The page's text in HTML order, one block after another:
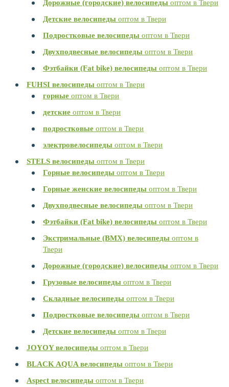
Дорожные (городские) велосипеды оптом в Твери
Детские велосипеды оптом в Твери
Подростковые велосипеды оптом в Твери
Двухподвесные велосипеды оптом в Твери
Фэтбайки (Fat bike) велосипеды оптом в Твери
FUHSI велосипеды оптом в Твери
горные оптом в Твери
детские оптом в Твери
подростковые оптом в Твери
электровелосипеды оптом в Твери
STELS велосипеды оптом в Твери
Горные велосипеды оптом в Твери
Горные женские велосипеды оптом в Твери
Двухподвесные велосипеды оптом в Твери
Фэтбайки (Fat bike) велосипеды оптом в Твери
Экстримальные (BMX) велосипеды оптом в
Твери
Дорожные (городские) велосипеды оптом в Твери
Грузовые велосипеды оптом в Твери
Складные велосипеды оптом в Твери
Подростковые велосипеды оптом в Твери
Детские велосипеды оптом в Твери
JOYOY велосипеды оптом в Твери
BLACK AQUA велосипеды оптом в Твери
Aspect велосипеды оптом в Твери